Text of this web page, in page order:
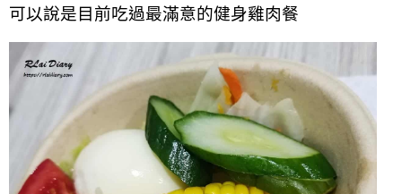
可以說是目前吃過最滿意的健身雞肉餐